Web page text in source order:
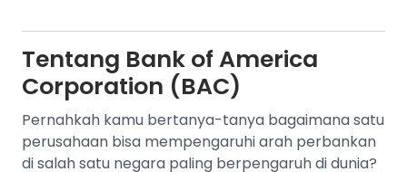
Tentang Bank of America
Corporation (BAC)
Pernahkah kamu bertanya-tanya bagaimana satu
perusahaan bisa mempengaruhi arah perbankan
di salah satu negara paling berpengaruh di dunia?